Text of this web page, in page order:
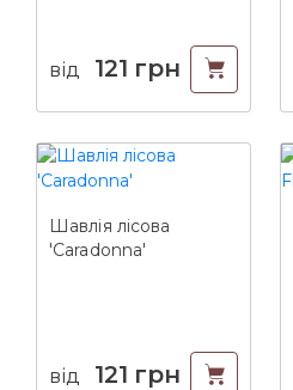
від 121 грн
Шавлія лісова
'Caradonna'
від 121 грн